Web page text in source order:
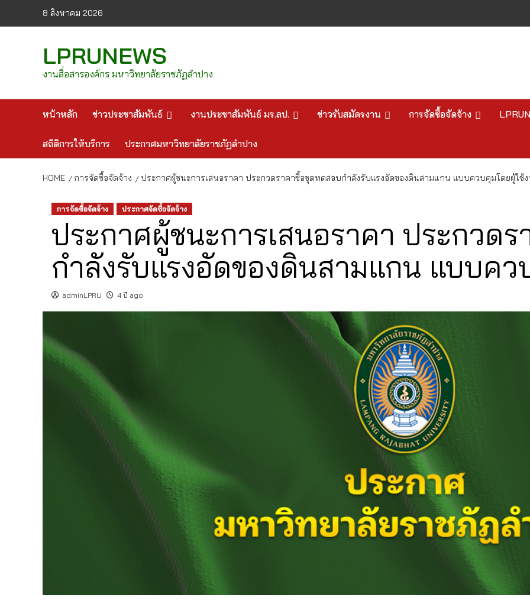
8 สิงหาคม 2026
LPRUNEWS
งานสื่อสารองค์กร มหาวิทยาลัยราชภัฏลำปาง
หน้าหลัก ข่าวประชาสัมพันธ์ งานประชาสัมพันธ์ มร.ลป. ข่าวรับสมัครงาน การจัดซื้อจัดจ้าง
สถิติการให้บริการ ประกาศมหาวิทยาลัยราชภัฏลำปาง
HOME การจัดซื้อจัดจ้าง ประกาศผู้ชนะการเสนอราคา ประกวดราคาซื้อชุดทดสอบกำลังรับแรงอัดของดินสามแกน แบบควบคุมโดยผู้ใช้
การจัดซื้อจัดจ้าง ประกาศจัดซื้อจัดจ้าง
ประกาศผู้ชนะการเสนอราคา ประกวด
กำลังรับแรงอัดของดินสามแกน แบบคว
adminLPRU 4 ปี ago